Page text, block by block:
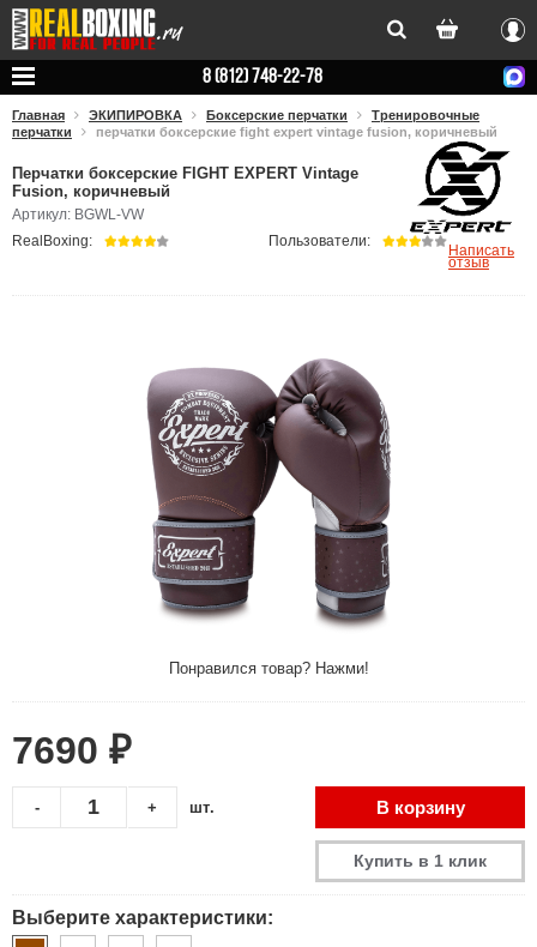
Вход
8 (812) 748-22-78
Главная ЭКИПИРОВКА Боксерские перчатки
Тренировочные
перчатки
перчатки боксерские fight expert vintage fusion, коричневый
Перчатки боксерские FIGHT EXPERT Vintage
Fusion, коричневый
Артикул: BGWL-VW
Понравился товар? Нажми!
RealBoxing: Пользователи:
Написать
отзыв
7690 ₽
+
- шт. В корзину
Купить в 1 клик
Выберите характеристики: